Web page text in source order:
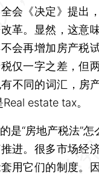
《决定》提出
革。显然，这意
会再增加房产税
仅一字之差，但
不同的词汇，房
estate tax。
“房地产税法”怎
进。很多市场经
用它们的制度。